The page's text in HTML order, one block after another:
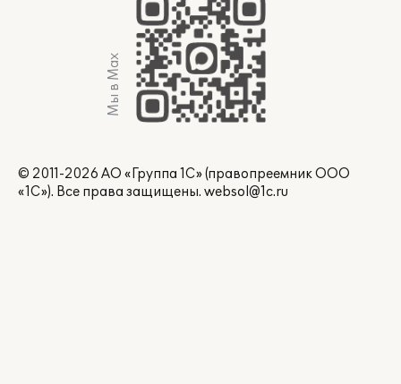
Мы в Max
© 2011-2026 АО «Группа 1С» (правопреемник ООО
«1С»). Все права защищены. websol@1c.ru